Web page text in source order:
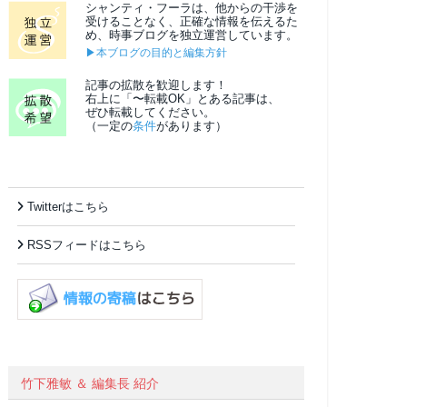
シャンティ・フーラは、他からの干渉を
受けることなく、正確な情報を伝えるた
め、時事ブログを独立運営しています。
▶本ブログの目的と編集方針
記事の拡散を歓迎します！
右上に「〜転載OK」とある記事は、
ぜひ転載してください。
（一定の条件があります）
Twitterはこちら
RSSフィードはこちら
竹下雅敏 ＆ 編集長 紹介